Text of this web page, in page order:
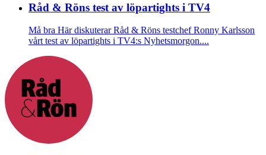
Råd & Röns test av löpartights i TV4
Må bra Här diskuterar Råd & Röns testchef Ronny Karlsson
vårt test av löpartights i TV4:s Nyhetsmorgon....